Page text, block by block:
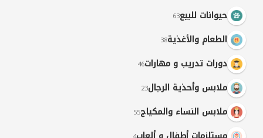
حيوانات للبيع63
الطعام والأغذية38
دورات تدريب و مهارات46
ملابس وأحذية الرجال23
ملابس النساء والمكياج55